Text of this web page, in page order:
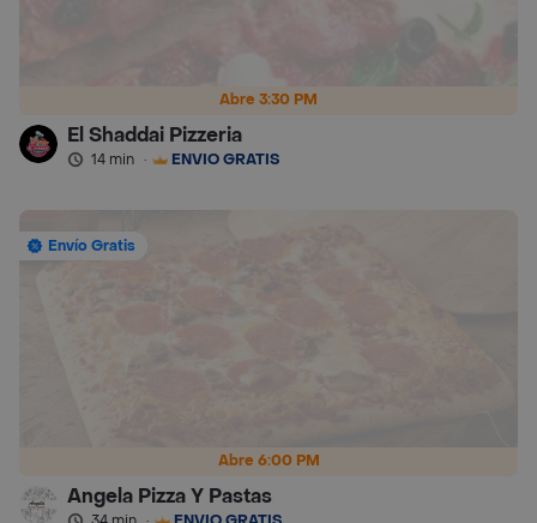
Abre 3:30 PM
El Shaddai Pizzeria
14 min · ENVÍO GRATIS
Abre 6:00 PM
Envío Gratis
Angela Pizza Y Pastas